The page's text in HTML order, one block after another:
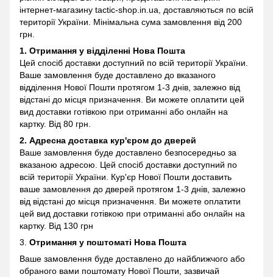
інтернет-магазину tactic-shop.in.ua, доставляються по всій
території України. Мінімальна сума замовлення від 200
грн.
1. Отримання у відділенні Нова Пошта
Цей спосіб доставки доступний по всій території України.
Ваше замовлення буде доставлено до вказаного
відділення Нової Пошти протягом 1-3 днів, залежно від
відстані до місця призначення. Ви можете оплатити цей
вид доставки готівкою при отриманні або онлайн на
картку. Від 80 грн.
2. Адресна доставка кур'єром до дверей
Ваше замовлення буде доставлено безпосередньо за
вказаною адресою. Цей спосіб доставки доступний по
всій території України. Кур'єр Нової Пошти доставить
ваше замовлення до дверей протягом 1-3 днів, залежно
від відстані до місця призначення. Ви можете оплатити
цей вид доставки готівкою при отриманні або онлайн на
картку. Від 130 грн
3. Отримання у поштоматі Нова Пошта
Ваше замовлення буде доставлено до найближчого або
обраного вами поштомату Нової Пошти, зазвичай